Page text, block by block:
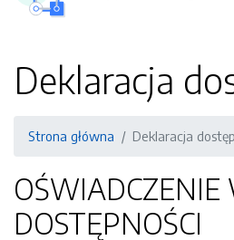
Deklaracja
Strona główna Deklaracja
OŚWIADCZENIE
DOSTĘPNOŚCI